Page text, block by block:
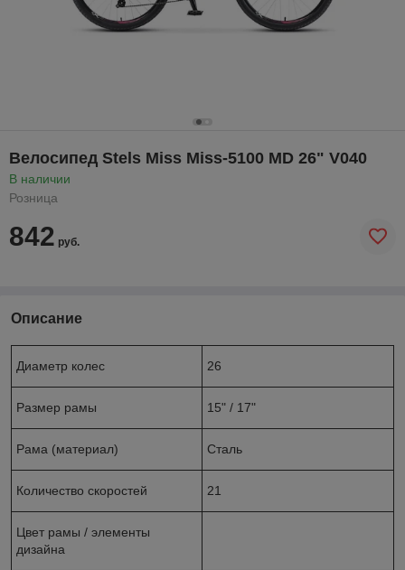
Велосипед Stels Miss Miss-5100 MD 26" V040
В наличии
Розница
842 руб.
Описание
Диаметр колес 26
Размер рамы 15" / 17"
Рама (материал) Сталь
Количество скоростей 21
Цвет рамы / элементы
дизайна